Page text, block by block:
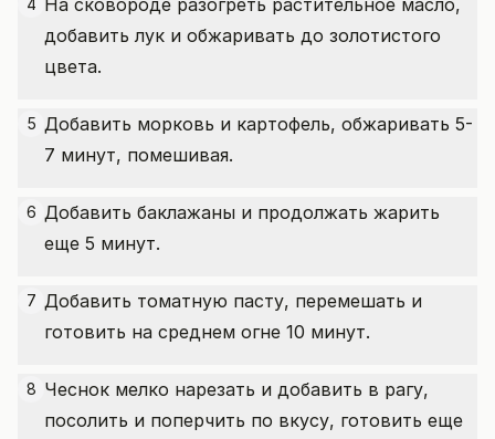
4 На сковороде разогреть растительное масло,
добавить лук и обжаривать до золотистого
цвета.
5 Добавить морковь и картофель, обжаривать 5-
7 минут, помешивая.
6 Добавить баклажаны и продолжать жарить
еще 5 минут.
7 Добавить томатную пасту, перемешать и
готовить на среднем огне 10 минут.
8 Чеснок мелко нарезать и добавить в рагу,
посолить и поперчить по вкусу, готовить еще